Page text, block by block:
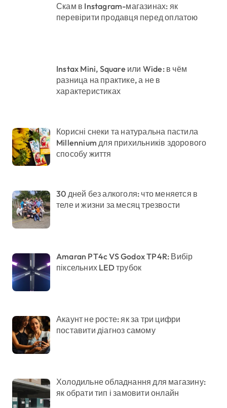
Скам в Instagram-магазинах: як
перевірити продавця перед оплатою
Instax Mini, Square или Wide: в чём
разница на практике, а не в
характеристиках
Корисні снеки та натуральна пастила
Millennium для прихильників здорового
способу життя
30 дней без алкоголя: что меняется в
теле и жизни за месяц трезвости
Amaran PT4c VS Godox TP4R: Вибір
піксельних LED трубок
Акаунт не росте: як за три цифри
поставити діагноз самому
Холодильне обладнання для магазину:
як обрати тип і замовити онлайн